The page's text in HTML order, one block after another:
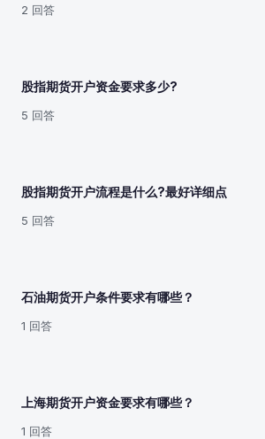
2 回答
股指期货开户资金要求多少?
5 回答
股指期货开户流程是什么?最好详细点
5 回答
石油期货开户条件要求有哪些？
1 回答
上海期货开户资金要求有哪些？
1 回答